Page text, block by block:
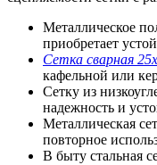
Металлическое
приобретает
Сетка сварная
кафельной или
Сетку из
надежность и
Металлическая
повторное
В быту стальная